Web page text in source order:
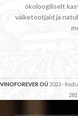
ökoloogiliselt
väiketootjaid ja
VINOFOREVER OÜ 2023 -